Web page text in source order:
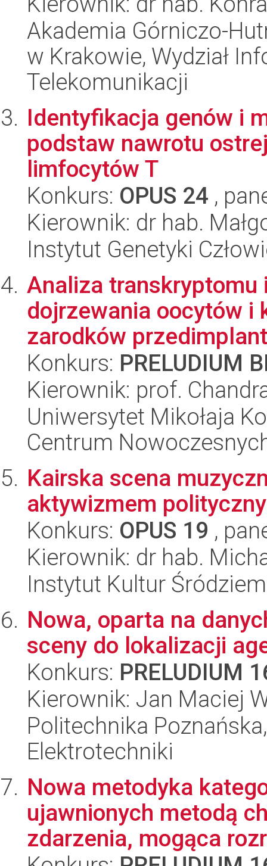
Akademia Górniczo-
w Krakowie, Wydział
Telekomunikacji
Identyfikacja genów i
podstaw nawrotu
limfocytów T
Konkurs: OPUS 24 ,
Kierownik: dr hab.
Instytut Genetyki
Analiza transkryptomu
dojrzewania oocytów i
zarodków
Konkurs: PRELUDIUM
Kierownik: prof.
Uniwersytet Mikołaja
Centrum
Kairska scena
aktywizmem
Konkurs: OPUS 19 ,
Kierownik: dr hab.
Instytut Kultur
Nowa, oparta na
sceny do lokalizacji
Konkurs: PRELUDIUM
Kierownik: Jan Maciej
Politechnika
Elektrotechniki
Nowa metodyka
ujawnionych metodą
zdarzenia, mogąca